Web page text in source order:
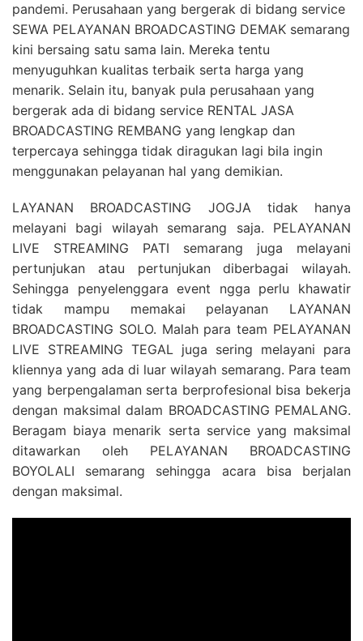
pandemi. Perusahaan yang bergerak di bidang service
SEWA PELAYANAN BROADCASTING DEMAK semarang
kini bersaing satu sama lain. Mereka tentu
menyuguhkan kualitas terbaik serta harga yang
menarik. Selain itu, banyak pula perusahaan yang
bergerak ada di bidang service RENTAL JASA
BROADCASTING REMBANG yang lengkap dan
terpercaya sehingga tidak diragukan lagi bila ingin
menggunakan pelayanan hal yang demikian.
LAYANAN BROADCASTING JOGJA tidak hanya
melayani bagi wilayah semarang saja. PELAYANAN
LIVE STREAMING PATI semarang juga melayani
pertunjukan atau pertunjukan diberbagai wilayah.
Sehingga penyelenggara event ngga perlu khawatir
tidak mampu memakai pelayanan LAYANAN
BROADCASTING SOLO. Malah para team PELAYANAN
LIVE STREAMING TEGAL juga sering melayani para
kliennya yang ada di luar wilayah semarang. Para team
yang berpengalaman serta berprofesional bisa bekerja
dengan maksimal dalam BROADCASTING PEMALANG.
Beragam biaya menarik serta service yang maksimal
ditawarkan oleh PELAYANAN BROADCASTING
BOYOLALI semarang sehingga acara bisa berjalan
dengan maksimal.